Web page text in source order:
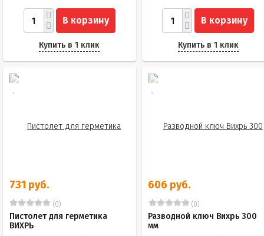
В корзину
Купить в 1 клик
В корзину
Купить в 1 клик
731 руб.
(0)
Пистолет для герметика
ВИХРЬ
606 руб.
(0)
Разводной ключ Вихрь 300
мм